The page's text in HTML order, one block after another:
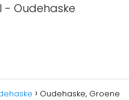
- Oudehaske
Oudehaske, Groene